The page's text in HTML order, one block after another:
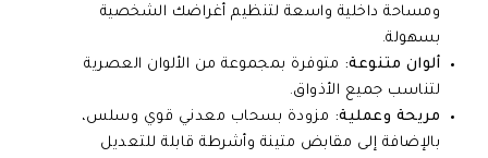
ومساحة داخلية واسعة لتنظيم أغراضك الشخصية
بسهولة.
ألوان متنوعة: متوفرة بمجموعة من الألوان العصرية
لتناسب جميع الأذواق.
مريحة وعملية: مزودة بسحاب معدني قوي وسلس،
بالإضافة إلى مقابض متينة وأشرطة قابلة للتعديل